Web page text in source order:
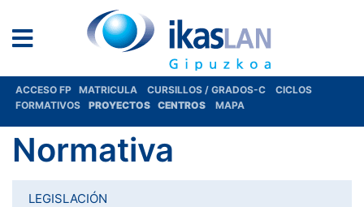
ACCESO FP MATRICULA CURSILLOS / GRADOS-C
CICLOS
FORMATIVOS
PROYECTOS CENTROS MAPA
Normativa
LEGISLACIÓN